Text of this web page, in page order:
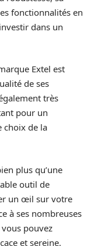
fonctionnalités en
dans un
Extel est
de ses
très
pour un
choix de la
plus qu’une
outil de
un œil sur votre
à ses nombreuses
pouvez
et sereine.